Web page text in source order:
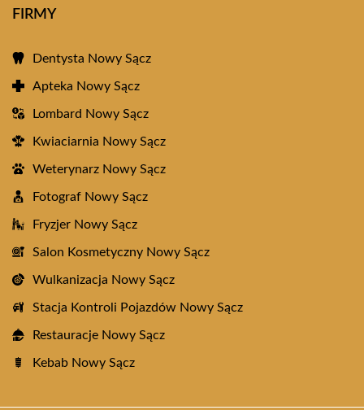
FIRMY
Dentysta Nowy Sącz
Apteka Nowy Sącz
Lombard Nowy Sącz
Kwiaciarnia Nowy Sącz
Weterynarz Nowy Sącz
Fotograf Nowy Sącz
Fryzjer Nowy Sącz
Salon Kosmetyczny Nowy Sącz
Wulkanizacja Nowy Sącz
Stacja Kontroli Pojazdów Nowy Sącz
Restauracje Nowy Sącz
Kebab Nowy Sącz